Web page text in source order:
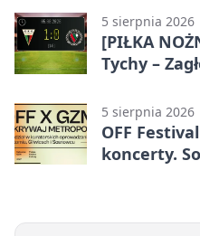
5 sierpnia 2026
[PIŁKA
Tychy –
przed
5 sierpnia 2026
OFF
koncerty.